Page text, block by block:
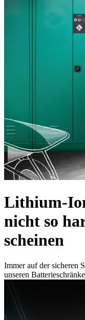
Lithium-
nicht so
scheinen
Immer auf der sicheren
unseren